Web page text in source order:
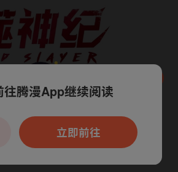
腾漫App免费看
持App阅读，可打开App新用
户7天免费看
往腾漫App继续阅读
立即前往